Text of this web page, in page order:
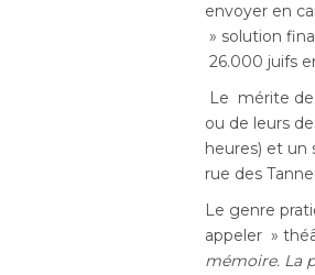
envoyer en
» solution
26.000 juifs
Le mérite de
ou de leurs
heures) et un
rue des
Le genre
appeler »
mémoire. La